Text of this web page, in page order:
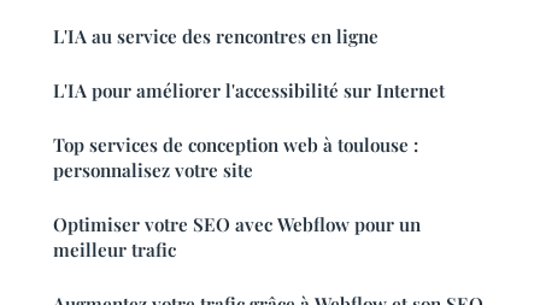
L'IA au service des rencontres en ligne
L'IA pour améliorer l'accessibilité sur Internet
Top services de conception web à toulouse :
personnalisez votre site
Optimiser votre SEO avec Webflow pour un
meilleur trafic